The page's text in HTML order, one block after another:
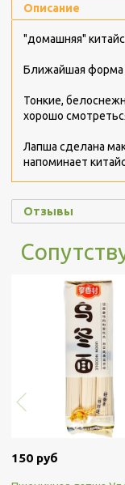
Описание
"домашняя"
Ближайшая форма
Тонкие,
хорошо
Лапша сделана
напоминает
Отзывы
150 руб